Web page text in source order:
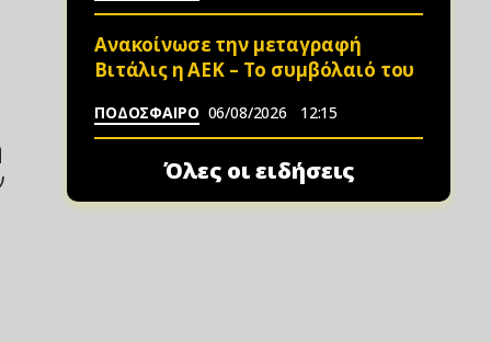
Ανακοίνωσε την μεταγραφή
Βιτάλις η ΑΕΚ – Το συμβόλαιό του
ΠΟΔΟΣΦΑΙΡΟ 06/08/2026 12:15
Όλες οι ειδήσεις